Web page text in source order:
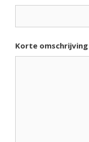
Korte omschrijving